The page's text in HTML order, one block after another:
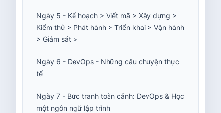
Ngày 5 - Kế hoạch > Viết mã > Xây dựng >
Kiểm thử > Phát hành > Triển khai > Vận hành
> Giám sát >
Ngày 6 - DevOps - Những câu chuyện thực
tế
Ngày 7 - Bức tranh toàn cảnh: DevOps & Học
một ngôn ngữ lập trình